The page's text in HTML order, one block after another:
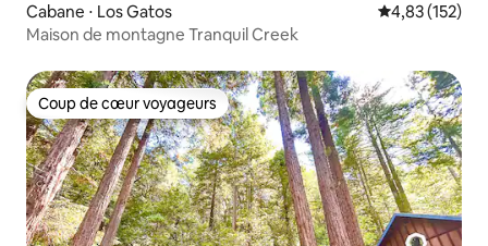
Cabane ⋅ Los Gatos Évaluation
4,83 (152)
Maison de montagne Tranquil Creek
Coup de cœur voyageurs
Coup de cœur voyageurs